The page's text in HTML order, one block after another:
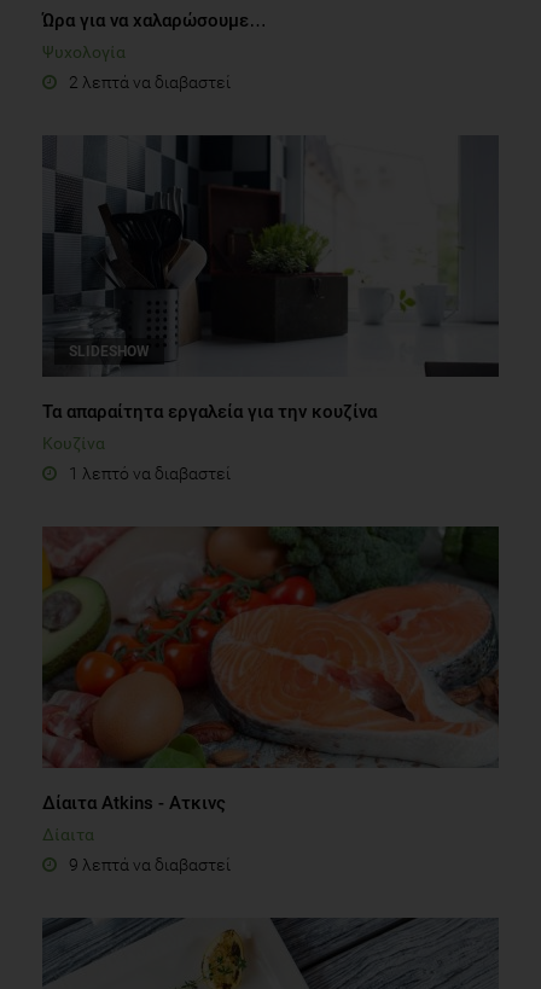
Ώρα για να χαλαρώσουμε…
Ψυχολογία
2 λεπτά να διαβαστεί
SLIDESHOW
Τα απαραίτητα εργαλεία για την κουζίνα
Κουζίνα
1 λεπτό να διαβαστεί
Δίαιτα Atkins - Ατκινς
Δίαιτα
9 λεπτά να διαβαστεί